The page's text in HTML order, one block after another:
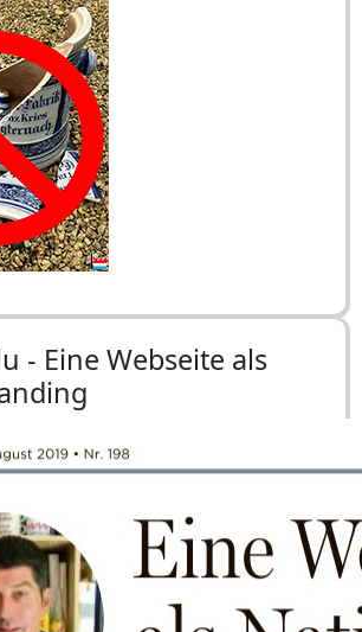
- Eine Webseite als